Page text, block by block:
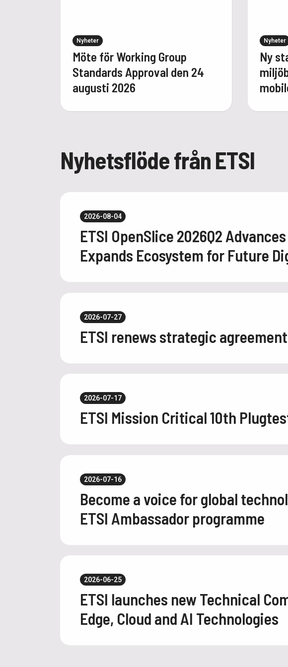
Nyheter
Möte för Working Group
Standards Approval den 24
augusti 2026
Nyheter
Ny
Nyhetsflöde från ETSI
ETSI OpenSlice 2026Q2
Expands Ecosystem for Future
2026-08-04
ETSI renews strategic
2026-07-27
ETSI Mission Critical 10th
2026-07-17
Become a voice for global
ETSI Ambassador programme
2026-07-16
ETSI launches new Technical
Edge, Cloud and AI Technologies
2026-06-25